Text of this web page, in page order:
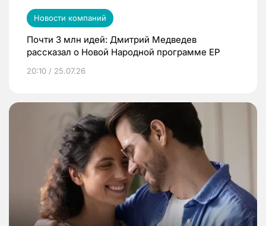
Новости компаний
Почти 3 млн идей: Дмитрий Медведев
рассказал о Новой Народной программе ЕР
20:10 / 25.07.26